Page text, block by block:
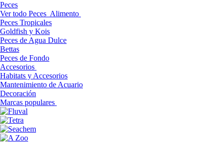
Peces
Ver todo Peces Alimento
Peces Tropicales
Goldfish y Kois
Peces de Agua Dulce
Bettas
Peces de Fondo
Accesorios
Habitats y Accesorios
Mantenimiento de Acuario
Decoración
Marcas populares